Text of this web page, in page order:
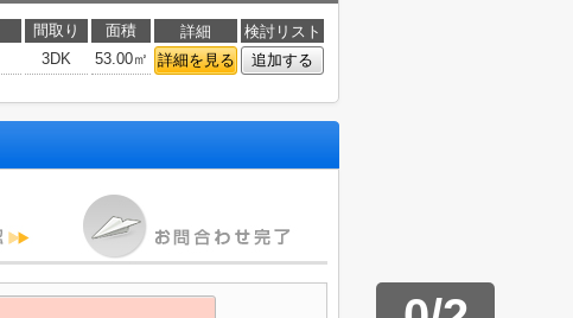
間取り 面積 詳細
検討リスト
3DK 53.00㎡ 詳細を見る 追加する